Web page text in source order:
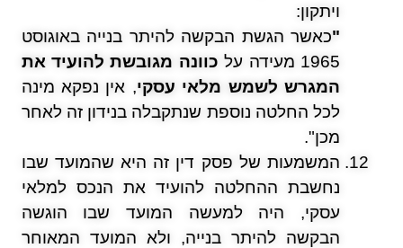
ויתקון:
"כאשר הגשת הבקשה להיתר בנייה באוגוסט
1965 מעידה על
כוונה מגובשת להועיד את
המגרש לשמש מלאי עסקי, אין נפקא מינה
לכל החלטה נוספת שנתקבלה בנידון זה לאחר
מכן".
המשמעות של פסק דין זה היא שהמועד שבו
נחשבת ההחלטה להועיד את הנכס למלאי
עסקי, היה למעשה המועד שבו הוגשה
הבקשה להיתר בנייה, ולא המועד המאוחר